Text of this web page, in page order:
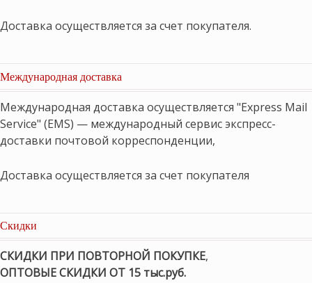
Доставка осуществляется за счет покупателя.
Международная доставка
Международная доставка осуществляется "Express Mail
Service" (EMS) — международный сервис экспресс-
доставки почтовой корреспонденции,
Доставка осуществляется за счет покупателя
Скидки
СКИДКИ ПРИ ПОВТОРНОЙ ПОКУПКЕ,
ОПТОВЫЕ СКИДКИ ОТ 15 тыс.руб.